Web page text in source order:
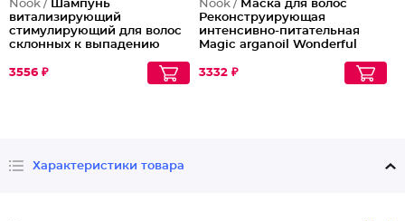
Nook / Шампунь
витализирующий
стимулирующий для волос
склонных к выпадению
3556 ₽
Nook / Маска для волос
Реконструирующая
интенсивно-питательная
Magic arganoil Wonderful
3332 ₽
Характеристики товара